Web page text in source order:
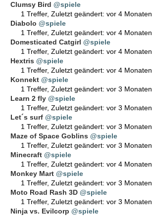
Clumsy Bird @spiele
1 Treffer, Zuletzt geändert: vor 4 Monaten
Diabolo @spiele
1 Treffer, Zuletzt geändert: vor 4 Monaten
Domesticated Catgirl @spiele
1 Treffer, Zuletzt geändert: vor 4 Monaten
Hextris @spiele
1 Treffer, Zuletzt geändert: vor 4 Monaten
Konnekt @spiele
1 Treffer, Zuletzt geändert: vor 3 Monaten
Learn 2 fly @spiele
1 Treffer, Zuletzt geändert: vor 3 Monaten
Let´s surf @spiele
1 Treffer, Zuletzt geändert: vor 3 Monaten
Maze of Space Goblins @spiele
1 Treffer, Zuletzt geändert: vor 3 Monaten
Minecraft @spiele
1 Treffer, Zuletzt geändert: vor 4 Monaten
Monkey Mart @spiele
1 Treffer, Zuletzt geändert: vor 3 Monaten
Moto Road Rash 3D @spiele
1 Treffer, Zuletzt geändert: vor 3 Monaten
Ninja vs. Evilcorp @spiele